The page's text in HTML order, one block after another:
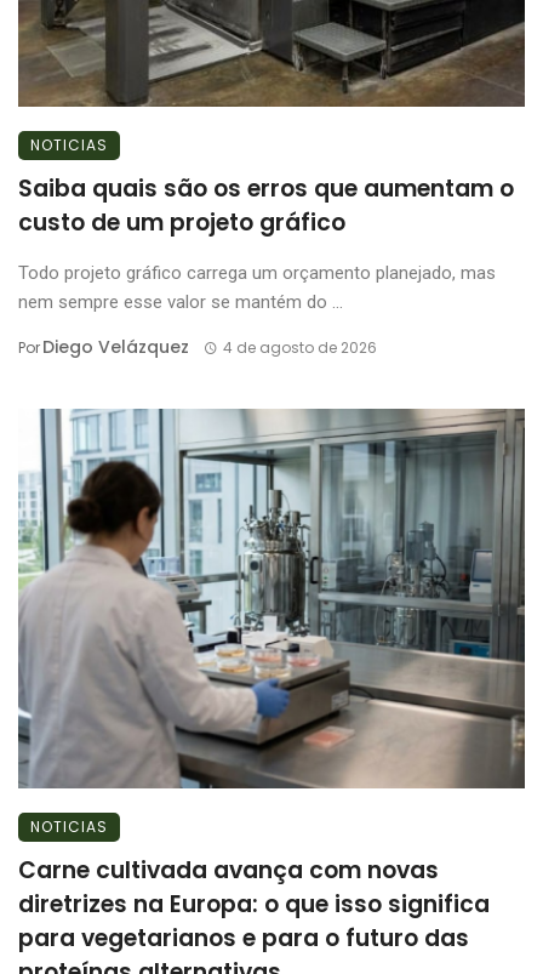
NOTICIAS
Saiba quais são os erros que aumentam o
custo de um projeto gráfico
Todo projeto gráfico carrega um orçamento planejado, mas
nem sempre esse valor se mantém do ...
PorDiego Velázquez 4 de agosto de 2026
NOTICIAS
Carne cultivada avança com novas
diretrizes na Europa: o que isso significa
para vegetarianos e para o futuro das